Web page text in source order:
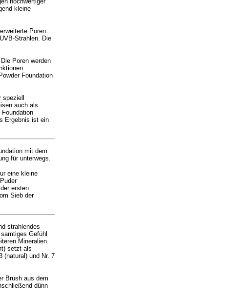
kleine
Poren.
Strahlen. Die
Poren werden
Foundation
auch als
Ergebnis ist ein
mit dem
für unterwegs.
eine kleine
ersten
Sieb der
strahlendes
Gefühl
Mineralien.
setzt als
(natural) und Nr. 7
Brush aus dem
dünn